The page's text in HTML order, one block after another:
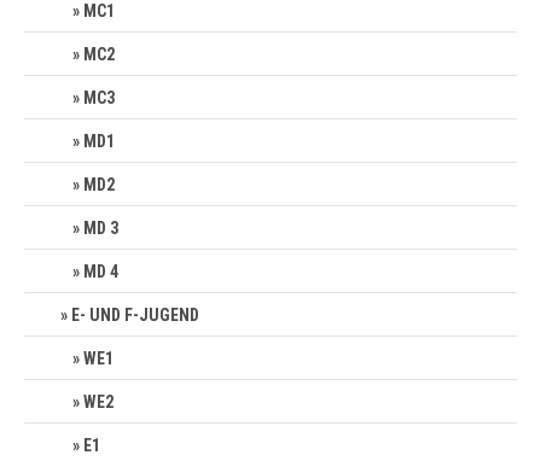
MC1
MC2
MC3
MD1
MD2
MD 3
MD 4
E- UND F-JUGEND
WE1
WE2
E1